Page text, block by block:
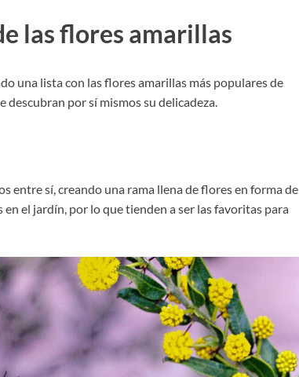
las flores amarillas
una lista con las flores amarillas más populares de
descubran por sí mismos su delicadeza.
entre sí, creando una rama llena de flores en forma de
el jardín, por lo que tienden a ser las favoritas para